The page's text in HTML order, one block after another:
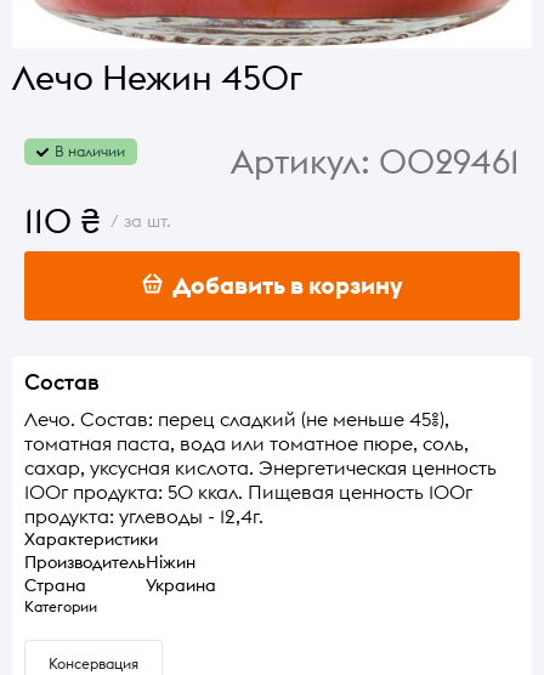
Лечо Нежин 450г
В наличии Артикул: 0029461
110 ₴ / за шт.
Добавить в корзину
Состав
Лечо. Состав: перец сладкий (не меньше 45%),
томатная паста, вода или томатное пюре, соль,
сахар, уксусная кислота. Энергетическая ценность
100г продукта: 50 ккал. Пищевая ценность 100г
продукта: углеводы - 12,4г.
Характеристики
ПроизводительНіжин
Страна
Украина
Категории
Консервация